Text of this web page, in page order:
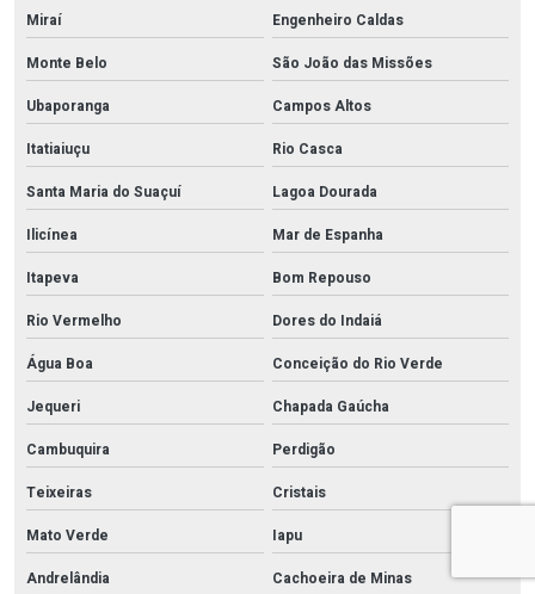
Miraí
Engenheiro Caldas
Monte Belo
São João das Missões
Ubaporanga
Campos Altos
Itatiaiuçu
Rio Casca
Santa Maria do Suaçuí
Lagoa Dourada
Ilicínea
Mar de Espanha
Itapeva
Bom Repouso
Rio Vermelho
Dores do Indaiá
Água Boa
Conceição do Rio Verde
Jequeri
Chapada Gaúcha
Cambuquira
Perdigão
Teixeiras
Cristais
Mato Verde
Iapu
Andrelândia
Cachoeira de Minas